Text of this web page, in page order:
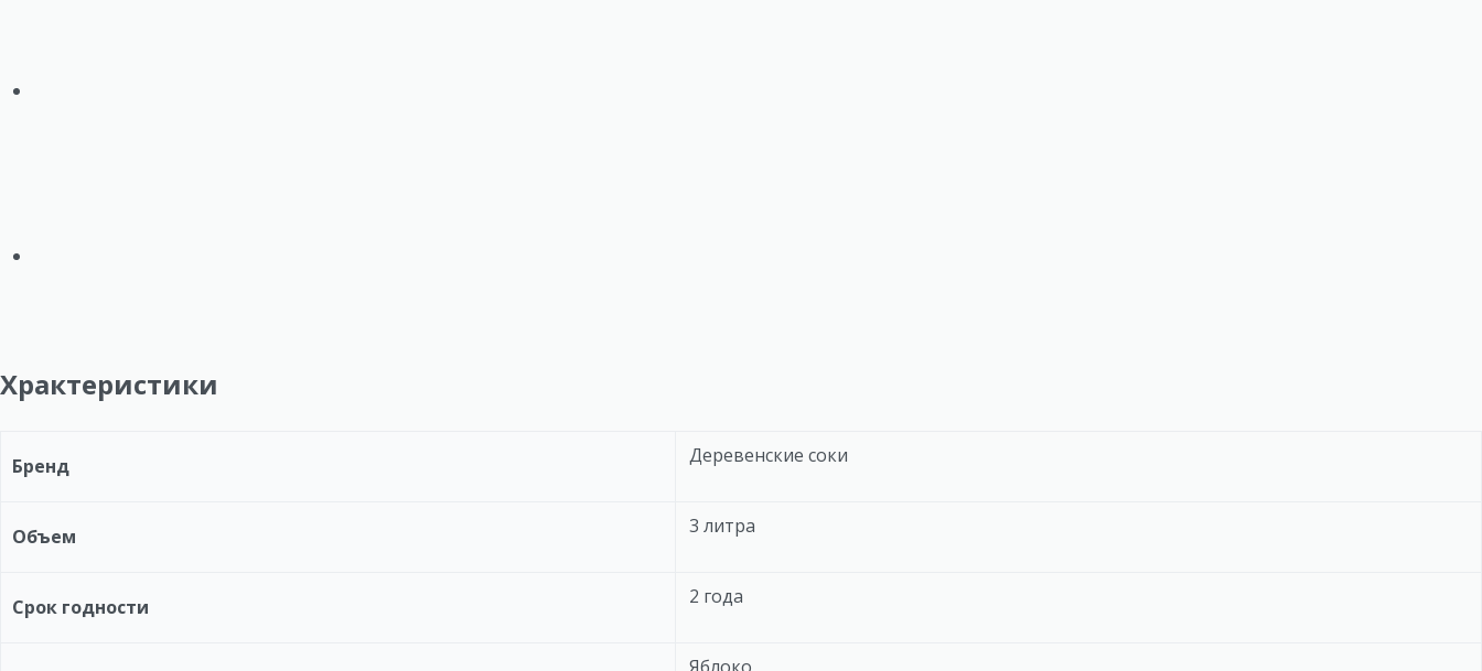
Храктеристики
Бренд Деревенские соки
Объем 3 литра
Срок годности 2 года